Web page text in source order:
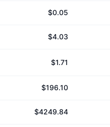
$0.05
$4.03
$1.71
$196.10
$4249.84